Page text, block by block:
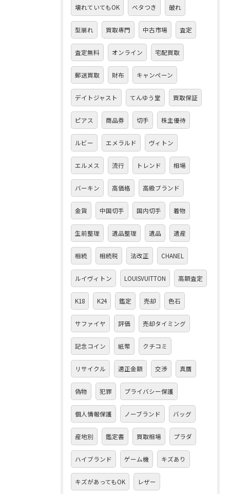
壊れていてもOK ベタつき 破れ
型崩れ 買取専門 中古市場 査定
査定無料 オンライン 宅配買取
郵送買取 財布 キャンペーン
デイトジャスト てんゆう堂 買取保証
ピアス 商品券 切手 株主優待
ルビー エメラルド ヴィトン
エルメス 流行 トレンド 相場
バーキン 高価格 高級ブランド
金貨 中国切手 国内切手 着物
生前整理 遺品整理 遺品 遺産
相続 相続税 法改正 CHANEL
ルイヴィトン LOUISVUITTON 高額査定
K18 K24 鑑定 売却 色石
サファイヤ 評価 売却タイミング
記念コイン 紙幣 クチコミ
リサイクル 適正金額 交渉 真贋
偽物 犯罪 プライバシー保護
個人情報保護 ノーブランド バッグ
産地別 鑑定書 買取相場 プラダ
ハイブランド ゲーム機 キズあり
キズがあってもOK レザー